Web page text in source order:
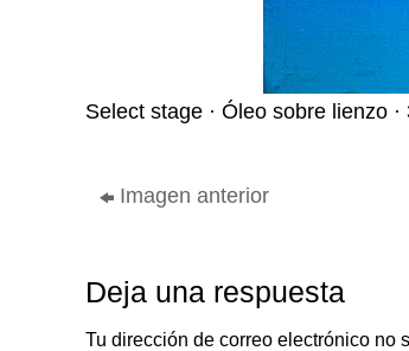
Select stage · Óleo sobre lienzo
Imagen anterior
Deja una respuesta
Tu dirección de correo electrónico no